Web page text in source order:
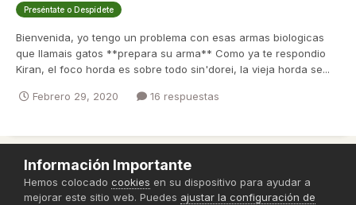
Preséntate o Despídete
Bienvenida, yo tengo un problema con esas armas biologicas
que llamais gatos **prepara su arma** Como ya te respondio
Kiran, el foco horda es sobre todo sin'dorei, la vieja horda se...
Febrero 29, 2020 16 respuestas
Política de Privacidad
Powered by Invision Community
Información Importante
Hemos colocado cookies en su dispositivo para ayudar a
mejorar este sitio web. Puedes ajustar la configuración de